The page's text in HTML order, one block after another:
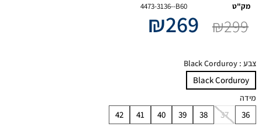
מק"ט 4473-3136--B60
₪299
₪269
צבע : Black Corduroy
Black Corduroy
מידה
36
37
38
39
40
41
42